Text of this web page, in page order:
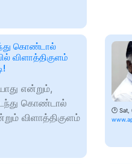
கொண்டால்
விளாத்திகுளம்
என்றும்,
கொண்டால்
விளாத்திகுளம்
🕑 Sat,